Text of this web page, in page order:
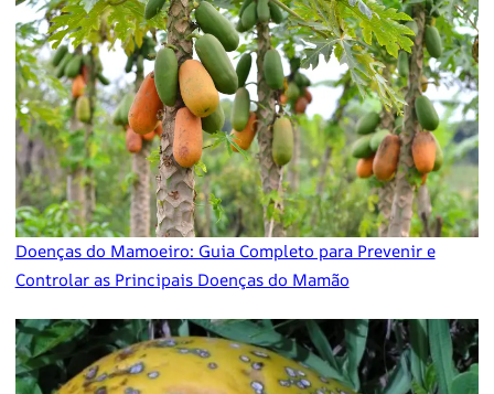
Doenças do Mamoeiro: Guia Completo para Prevenir e
Controlar as Principais Doenças do Mamão